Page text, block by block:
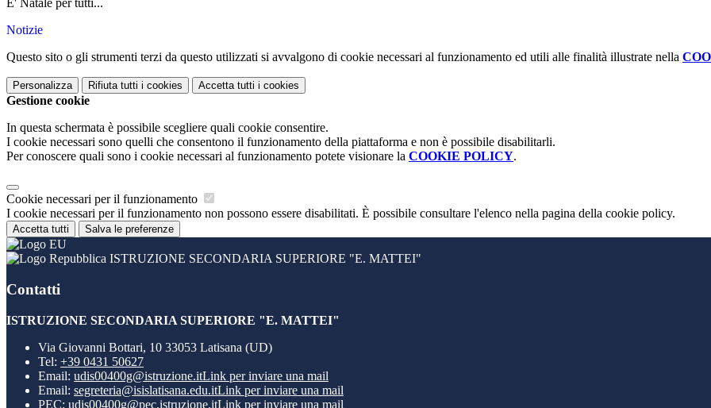
E' Natale per tutti...
Notizie
Questo sito o gli strumenti terzi da questo utilizzati si avvalgono di cookie necessari al funzionamento ed utili alle finalità illustrate nella
Personalizza Rifiuta tutti i cookies Accetta tutti i cookies
Gestione cookie
In questa schermata è possibile scegliere quali cookie consentire.
I cookie necessari sono quelli che consentono il funzionamento della piattaforma e non è possibile disabilitarli.
Per conoscere quali sono i cookie necessari al funzionamento potete visionare la COOKIE POLICY.
Cookie necessari per il funzionamento
I cookie necessari per il funzionamento non possono essere disabilitati. È possibile consultare l'elenco nella pagina della cookie policy.
Accetta tutti Salva le preferenze
ISTRUZIONE SECONDARIA SUPERIORE "E. MATTEI"
Contatti
ISTRUZIONE SECONDARIA SUPERIORE "E. MATTEI"
Via Giovanni Bottari, 10 33053 Latisana (UD)
Tel: +39 0431 50627
Email: udis00400g@istruzione.itLink per inviare una mail
Email: segreteria@isislatisana.edu.itLink per inviare una mail
PEC: udis00400g@pec.istruzione.itLink per inviare una mail